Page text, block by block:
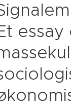
essay